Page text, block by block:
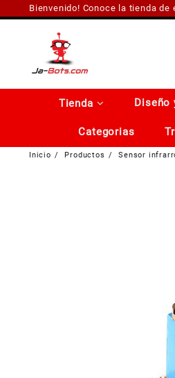
al
Bienvenido! Conoce la tienda
Tienda Diseño
Categorias
Inicio Productos Sensor